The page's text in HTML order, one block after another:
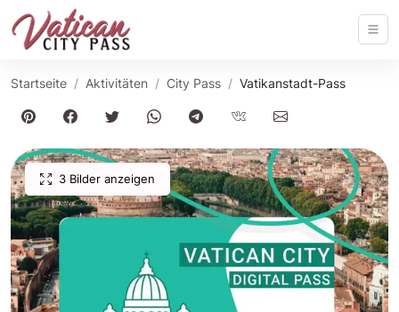
Startseite Aktivitäten City Pass Vatikanstadt-Pass
3 Bilder anzeigen